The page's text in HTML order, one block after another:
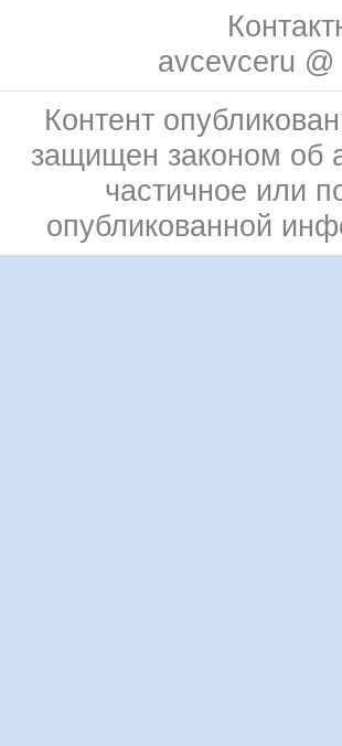
avcevceru
Контент
защищен законом об
частичное или
опубликованной